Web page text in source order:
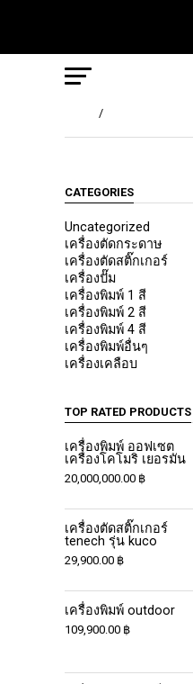
/
CATEGORIES
Uncategorized
เครื่องตัดกระดาษ
เครื่องตัดสติ๊กเกอร์
เครื่องปั๊ม
เครื่องพิมพ์ 1 สี
เครื่องพิมพ์ 2 สี
เครื่องพิมพ์ 4 สี
เครื่องพิมพ์อื่นๆ
เครื่องเคลือบ
TOP RATED PRODUCTS
เครื่องพิมพ์ ออฟเซต
เครื่องโคโมริ เยอรมัน
20,000,000.00 ฿
เครื่องตัดสติ๊กเกอร์
tenech รุ่น kuco
29,900.00 ฿
เครื่องพิมพ์ outdoor
109,900.00 ฿